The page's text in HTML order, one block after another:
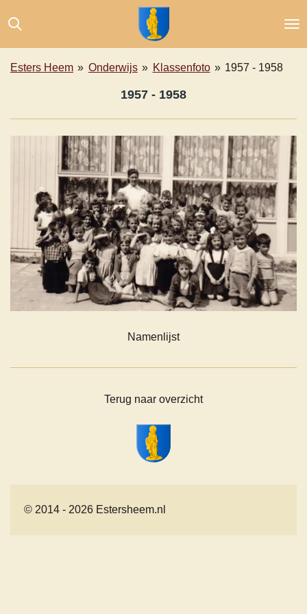
direct
naar
de
Esters Heem » Onderwijs » Klassenfoto » 1957 - 1958
1957 - 1958
Namenlijst
Terug naar overzicht
© 2014 - 2026 Estersheem.nl